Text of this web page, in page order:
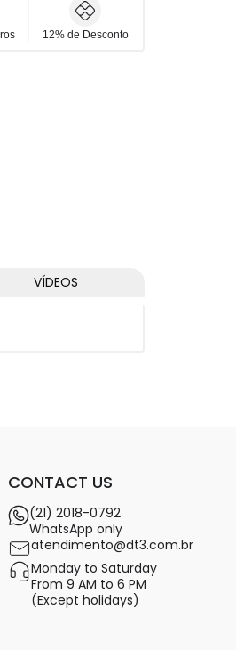
12% de Desconto
VÍDEOS
CONTACT US
(21) 2018-0792
WhatsApp only
atendimento@dt3.com.br
Monday to Saturday
From 9 AM to 6 PM
(Except holidays)